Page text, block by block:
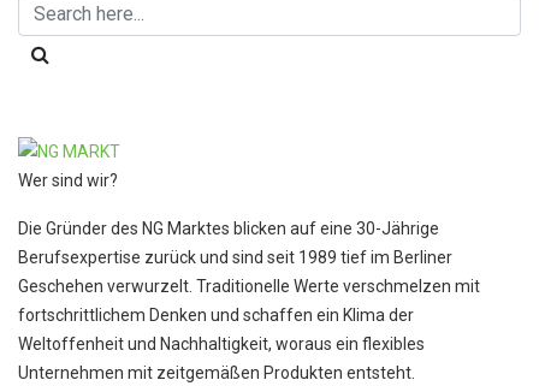
Wer sind wir?
Die Gründer des NG Marktes blicken auf eine 30-Jährige
Berufsexpertise zurück und sind seit 1989 tief im Berliner
Geschehen verwurzelt. Traditionelle Werte verschmelzen mit
fortschrittlichem Denken und schaffen ein Klima der
Weltoffenheit und Nachhaltigkeit, woraus ein flexibles
Unternehmen mit zeitgemäßen Produkten entsteht.